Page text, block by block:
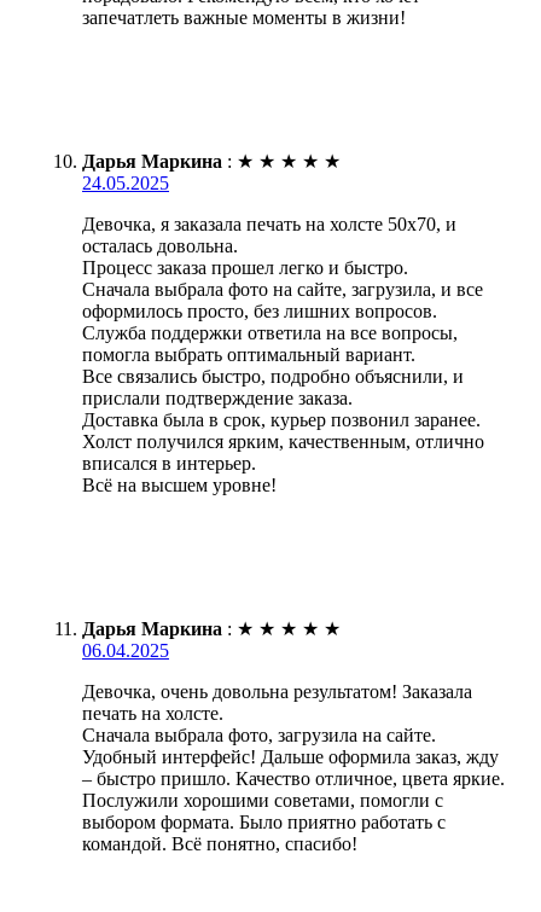
запечатлеть важные моменты в жизни!
Дарья Маркина : ★ ★ ★ ★ ★
24.05.2025
Девочка, я заказала печать на холсте 50х70, и
осталась довольна.
Процесс заказа прошел легко и быстро.
Сначала выбрала фото на сайте, загрузила, и все
оформилось просто, без лишних вопросов.
Служба поддержки ответила на все вопросы,
помогла выбрать оптимальный вариант.
Все связались быстро, подробно объяснили, и
прислали подтверждение заказа.
Доставка была в срок, курьер позвонил заранее.
Холст получился ярким, качественным, отлично
вписался в интерьер.
Всё на высшем уровне!
Дарья Маркина : ★ ★ ★ ★ ★
06.04.2025
Девочка, очень довольна результатом! Заказала
печать на холсте.
Сначала выбрала фото, загрузила на сайте.
Удобный интерфейс! Дальше оформила заказ, жду
– быстро пришло. Качество отличное, цвета яркие.
Послужили хорошими советами, помогли с
выбором формата. Было приятно работать с
командой. Всё понятно, спасибо!